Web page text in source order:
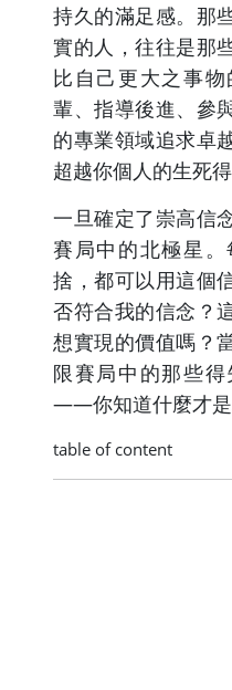
持久的滿足感。那
實的人，往往是那
比自己更大之事
輩、指導後進、參
的專業領域追求卓
超越你個人的生死得
一旦確定了崇高信
賽局中的北極星
捨，都可以用這個
否符合我的信念？
想實現的價值嗎？
限賽局中的那些
——你知道什麼才是
table of content